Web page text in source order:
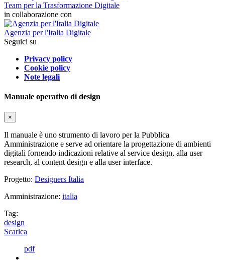
Team per la Trasformazione Digitale
in collaborazione con
Agenzia per l'Italia Digitale
Seguici su
Privacy policy
Cookie policy
Note legali
Manuale operativo di design
×
Il manuale è uno strumento di lavoro per la Pubblica
Amministrazione e serve ad orientare la progettazione di ambienti
digitali fornendo indicazioni relative al service design, alla user
research, al content design e alla user interface.
Progetto: Designers Italia
Amministrazione: italia
Tag:
design
Scarica
pdf